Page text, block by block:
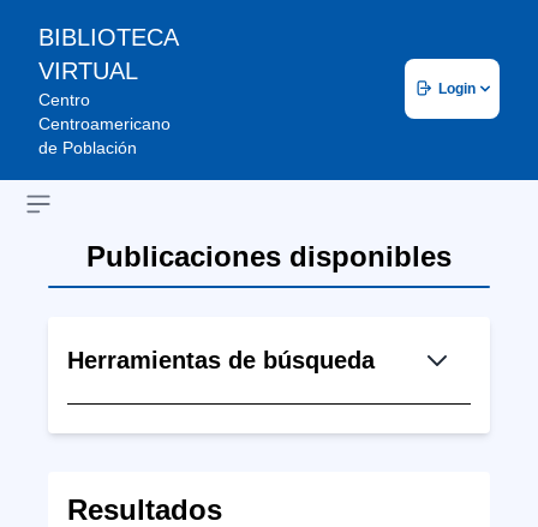
BIBLIOTECA
VIRTUAL
Centro
Centroamericano
de Población
Login
Open sidebar
Publicaciones disponibles
Herramientas de búsqueda
Resultados